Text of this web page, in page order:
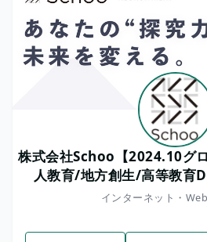
株式会社Schoo【2024.10グ
人教育/地方創生/高等教育
インターネット・